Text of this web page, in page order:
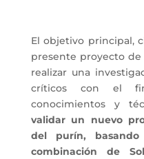
El objetivo principal,
presente proyecto de
realizar una
críticos con el
conocimientos y
validar un nuevo
del purín,
combinación de